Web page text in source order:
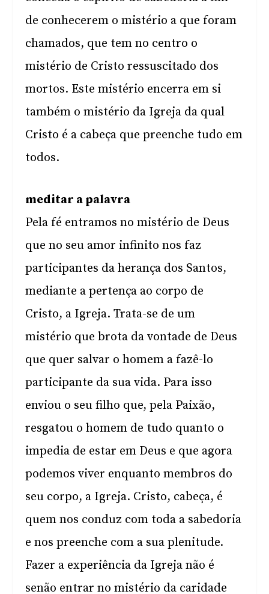
de conhecerem o mistério a que foram
chamados, que tem no centro o
mistério de Cristo ressuscitado dos
mortos. Este mistério encerra em si
também o mistério da Igreja da qual
Cristo é a cabeça que preenche tudo em
todos.
meditar a palavra
Pela fé entramos no mistério de Deus
que no seu amor infinito nos faz
participantes da herança dos Santos,
mediante a pertença ao corpo de
Cristo, a Igreja. Trata-se de um
mistério que brota da vontade de Deus
que quer salvar o homem a fazê-lo
participante da sua vida. Para isso
enviou o seu filho que, pela Paixão,
resgatou o homem de tudo quanto o
impedia de estar em Deus e que agora
podemos viver enquanto membros do
seu corpo, a Igreja. Cristo, cabeça, é
quem nos conduz com toda a sabedoria
e nos preenche com a sua plenitude.
Fazer a experiência da Igreja não é
senão entrar no mistério da caridade